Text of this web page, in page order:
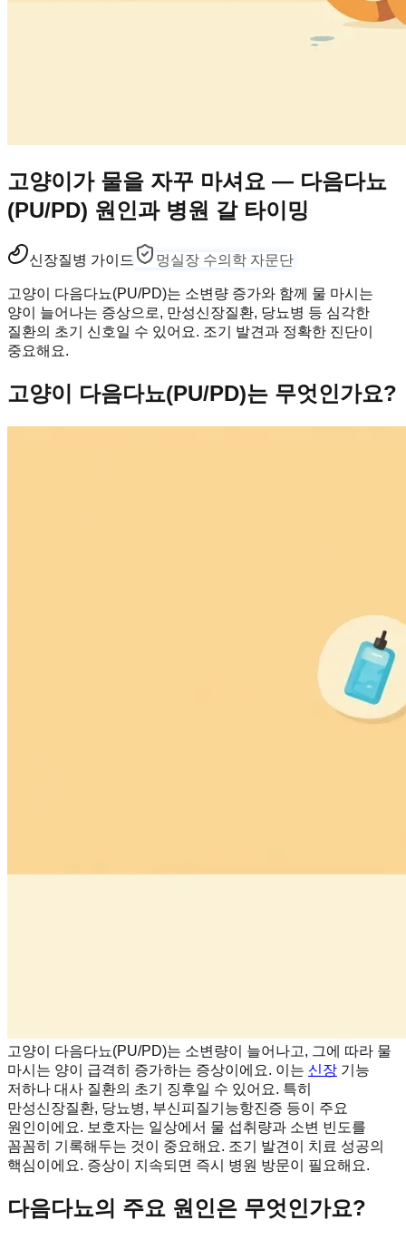
고양이가 물을 자꾸 마셔요 — 다음다뇨
(PU/PD) 원인과 병원 갈 타이밍
신장질병 가이드 멍실장 수의학 자문단
고양이 다음다뇨(PU/PD)는 소변량 증가와 함께 물 마시는
양이 늘어나는 증상으로, 만성신장질환, 당뇨병 등 심각한
질환의 초기 신호일 수 있어요. 조기 발견과 정확한 진단이
중요해요.
고양이 다음다뇨(PU/PD)는 무엇인가요?
고양이 다음다뇨(PU/PD)는 소변량이 늘어나고, 그에 따라 물
마시는 양이 급격히 증가하는 증상이에요. 이는 신장 기능
저하나 대사 질환의 초기 징후일 수 있어요. 특히
만성신장질환, 당뇨병, 부신피질기능항진증 등이 주요
원인이에요. 보호자는 일상에서 물 섭취량과 소변 빈도를
꼼꼼히 기록해두는 것이 중요해요. 조기 발견이 치료 성공의
핵심이에요. 증상이 지속되면 즉시 병원 방문이 필요해요.
다음다뇨의 주요 원인은 무엇인가요?